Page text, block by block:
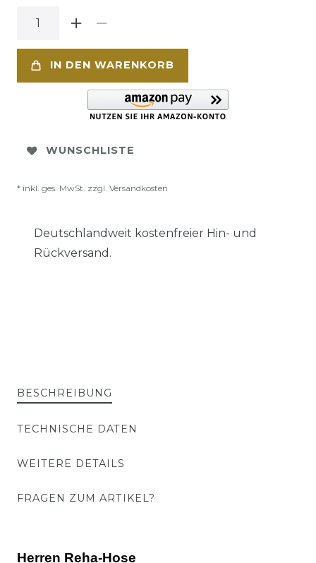
IN DEN WARENKORB
WUNSCHLISTE
* inkl. ges. MwSt. zzgl. Versandkosten
Deutschlandweit kostenfreier Hin- und
Rückversand.
BESCHREIBUNG
TECHNISCHE DATEN
WEITERE DETAILS
FRAGEN ZUM ARTIKEL?
Herren Reha-Hose